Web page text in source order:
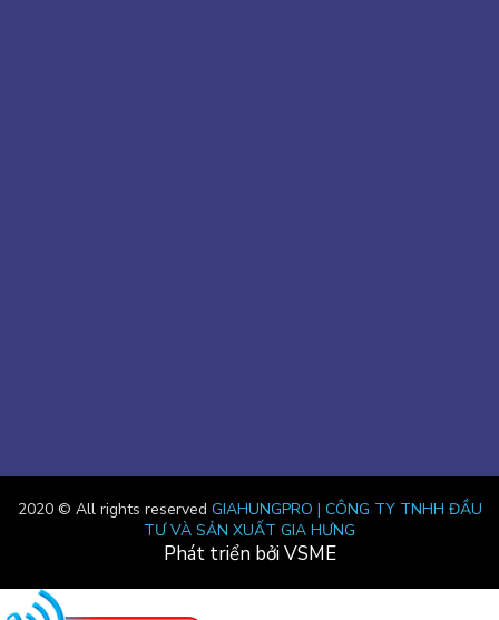
2020 © All rights reserved GIAHUNGPRO | CÔNG TY TNHH ĐẦU
TƯ VÀ SẢN XUẤT GIA HƯNG
Phát triển bởi VSME